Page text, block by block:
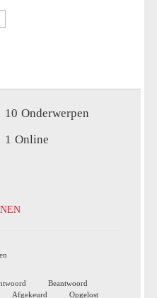
10 Onderwerpen
1 Online
Beantwoord
Afgekeurd Opgelost